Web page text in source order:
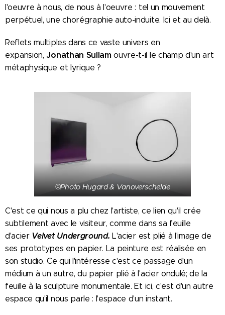
l'oeuvre à nous, de nous à l'oeuvre : tel un mouvement
perpétuel, une chorégraphie auto-induite. Ici et au delà.
Reflets multiples dans ce vaste univers en
expansion, Jonathan Sullam ouvre-t-il le champ d'un art
métaphysique et lyrique ?
©Photo Hugard & Vanoverschelde
C'est ce qui nous a plu chez l'artiste, ce lien qu'il crée
subtilement avec le visiteur, comme dans sa feuille
d'acier Velvet Underground.L'acier est plié à l'image de
ses prototypes en papier. La peinture est réalisée en
son studio. Ce qui l'intéresse c'est ce passage d'un
médium à un autre, du papier plié à l'acier ondulé; de la
feuille à la sculpture monumentale. Et ici, c'est d'un autre
espace qu'il nous parle : l'espace d'un instant.